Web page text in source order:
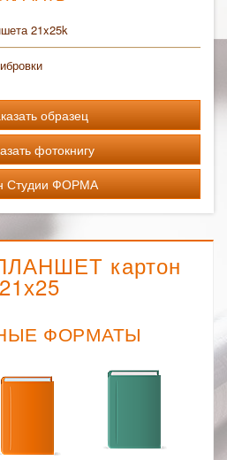
21x25k
образец
фотокнигу
Студии ФОРМА
картон
21х25
ФОРМАТЫ